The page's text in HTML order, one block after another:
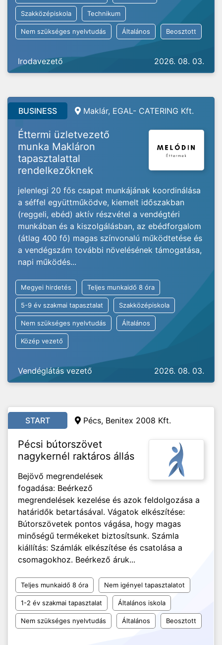
Szakközépiskola Technikum
Nem szükséges nyelvtudás Általános Beosztott
Irodavezető 2026. 08. 03.
BUSINESS Maklár, EGAL- CATERING Kft.
Éttermi üzletvezető
munka Makláron
tapasztalattal
rendelkezőknek
jelenlegi 20 fős csapat munkájának koordinálása
a séffel együttműködve, kiemelt időszakban
(reggeli, ebéd) aktív részvétel a vendégtéri
munkában és a kiszolgálásban, az ebédforgalom
(átlag 400 fő) magas színvonalú működtetése és
a vendégszám további növelésének támogatása,
napi működés...
Megyei hirdetés Teljes munkaidő 8 óra
5-9 év szakmai tapasztalat Szakközépiskola
Nem szükséges nyelvtudás Általános
Közép vezető
Vendéglátás vezető 2026. 08. 03.
START Pécs, Benitex 2008 Kft.
Pécsi bútorszövet
nagykernél raktáros állás
Bejövő megrendelések
fogadása: Beérkező
megrendelések kezelése és azok feldolgozása a
határidők betartásával. Vágatok elkészítése:
Bútorszövetek pontos vágása, hogy magas
minőségű termékeket biztosítsunk. Számla
kiállítás: Számlák elkészítése és csatolása a
csomagokhoz. Beérkező áruk...
Teljes munkaidő 8 óra Nem igényel tapasztalatot
1-2 év szakmai tapasztalat Általános iskola
Nem szükséges nyelvtudás Általános Beosztott